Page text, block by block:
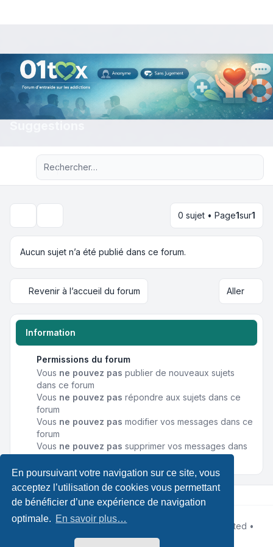
En poursuivant votre navigation sur ce site, vous
acceptez l’utilisation de cookies vous permettant
de bénéficier d’une expérience de navigation
optimale. En savoir plus…
Recherche avancée
0 sujet • Page1sur1
Aucun sujet n’a été publié dans ce forum.
Revenir à l’accueil du forum Aller
Information
Permissions du forum
Vous ne pouvez pas publier de nouveaux sujets
dans ce forum
Vous ne pouvez pas répondre aux sujets dans ce
forum
Vous ne pouvez pas modifier vos messages dans ce
forum
Vous ne pouvez pas supprimer vos messages dans
Développé parphpBB® Forum Software © phpBB Limited •
Leenoz